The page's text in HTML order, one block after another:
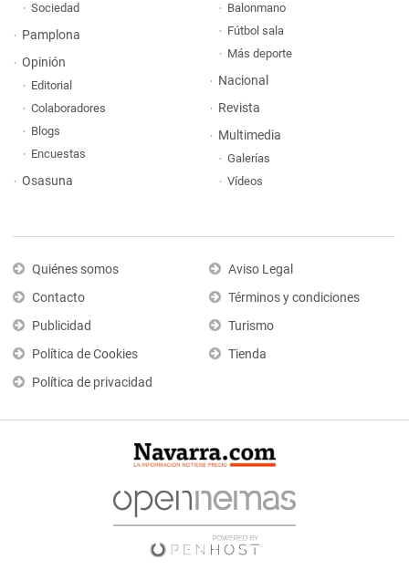
Sociedad
Pamplona
Opinión
Editorial
Colaboradores
Blogs
Encuestas
Osasuna
Balonmano
Fútbol sala
Más deporte
Nacional
Revista
Multimedia
Galerías
Vídeos
Quiénes somos
Contacto
Publicidad
Política de Cookies
Política de privacidad
Aviso Legal
Términos y condiciones
Turismo
Tienda